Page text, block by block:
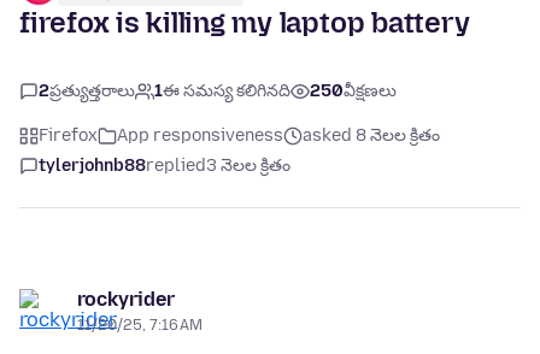
firefox is killing my laptop battery
2ప్రత్యుత్తరాలు 1ఈ సమస్య కలిగినది 250వీక్షణలు
Firefox App responsiveness
asked 8 నెలల క్రితం
tylerjohnb88replied3 నెలల క్రితం
rockyrider
11/20/25, 7:16 AM